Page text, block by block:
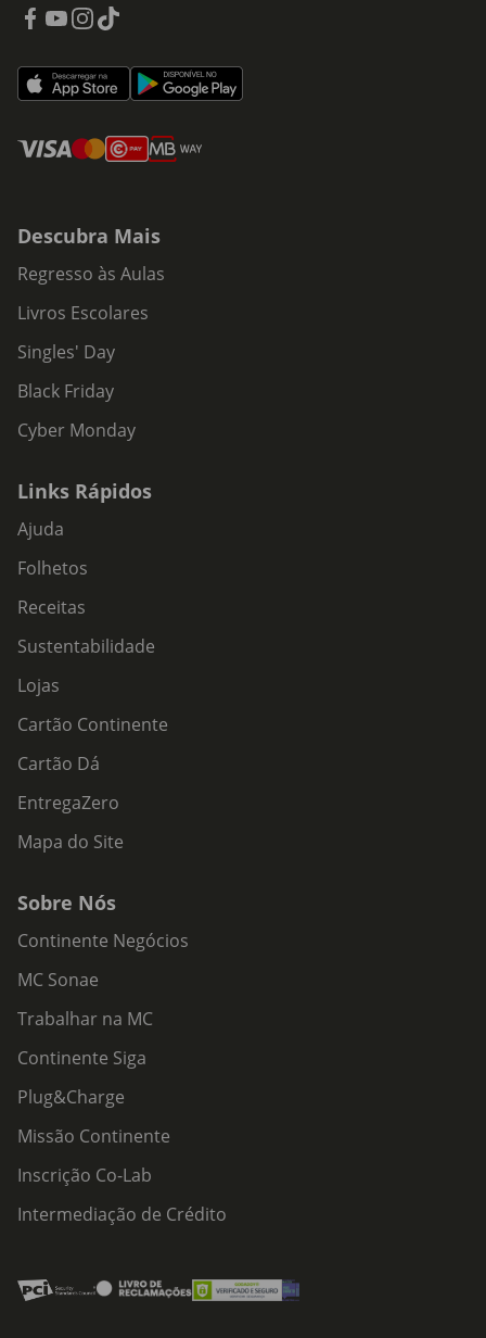
Descubra Mais
Regresso às Aulas
Livros Escolares
Singles' Day
Black Friday
Cyber Monday
Links Rápidos
Ajuda
Folhetos
Receitas
Sustentabilidade
Lojas
Cartão Continente
Cartão Dá
EntregaZero
Mapa do Site
Sobre Nós
Continente Negócios
MC Sonae
Trabalhar na MC
Continente Siga
Plug&Charge
Missão Continente
Inscrição Co-Lab
Intermediação de Crédito